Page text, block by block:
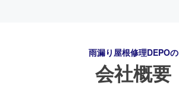
雨漏り屋根修理DEPOの
会社概要